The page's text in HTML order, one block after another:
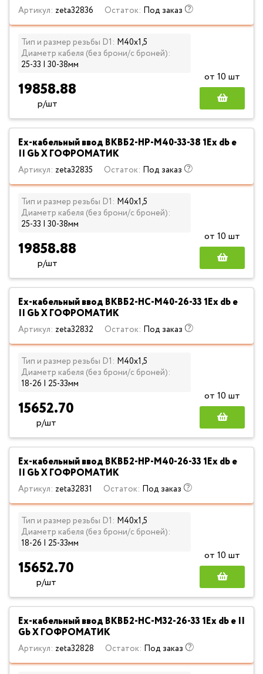
Артикул: zeta32836 Остаток: Под заказ
Тип и размер резьбы D1: М40х1,5
Диаметр кабеля (без брони/с броней):
25-33 | 30-38мм
19858.88
р/шт
от 10 шт
Ех-кабельный ввод ВКВБ2-НР-M40-33-38 1Ex db e
II Gb X ГОФРОМАТИК
Артикул: zeta32835 Остаток: Под заказ
Тип и размер резьбы D1: М40х1,5
Диаметр кабеля (без брони/с броней):
25-33 | 30-38мм
19858.88
р/шт
от 10 шт
Ех-кабельный ввод ВКВБ2-НС-M40-26-33 1Ex db e
II Gb X ГОФРОМАТИК
Артикул: zeta32832 Остаток: Под заказ
Тип и размер резьбы D1: М40х1,5
Диаметр кабеля (без брони/с броней):
18-26 | 25-33мм
15652.70
р/шт
от 10 шт
Ех-кабельный ввод ВКВБ2-НР-M40-26-33 1Ex db e
II Gb X ГОФРОМАТИК
Артикул: zeta32831 Остаток: Под заказ
Тип и размер резьбы D1: М40х1,5
Диаметр кабеля (без брони/с броней):
18-26 | 25-33мм
15652.70
р/шт
от 10 шт
Ех-кабельный ввод ВКВБ2-НС-M32-26-33 1Ex db e II
Gb X ГОФРОМАТИК
Артикул: zeta32828 Остаток: Под заказ